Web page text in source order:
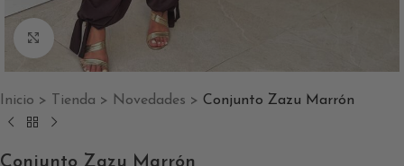
Clic para ampliar
Inicio > Tienda > Novedades > Conjunto Zazu Marrón
Conjunto Zazu Marrón